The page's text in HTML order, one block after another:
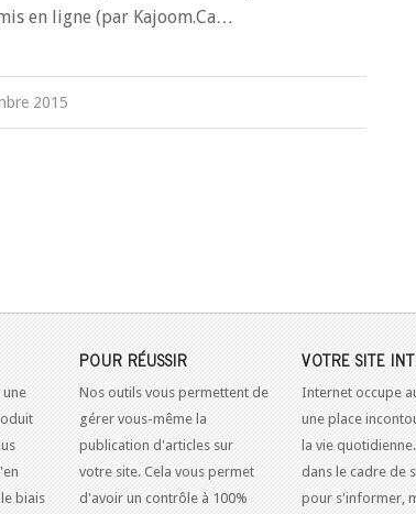
en ligne (par Kajoom.Ca…
2015
une
biais
POUR RÉUSSIR
Nos outils vous permettent de
gérer vous-même la
publication d'articles sur
votre site. Cela vous permet
d'avoir un contrôle à 100%
VOTRE SITE
Internet occupe
une place
la vie
dans le cadre de
pour s'informer,